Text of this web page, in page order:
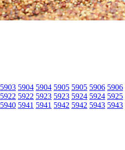
5903 5904 5904 5905 5905 5906 5906
5922 5922 5923 5923 5924 5924 5925
5940 5941 5941 5942 5942 5943 5943